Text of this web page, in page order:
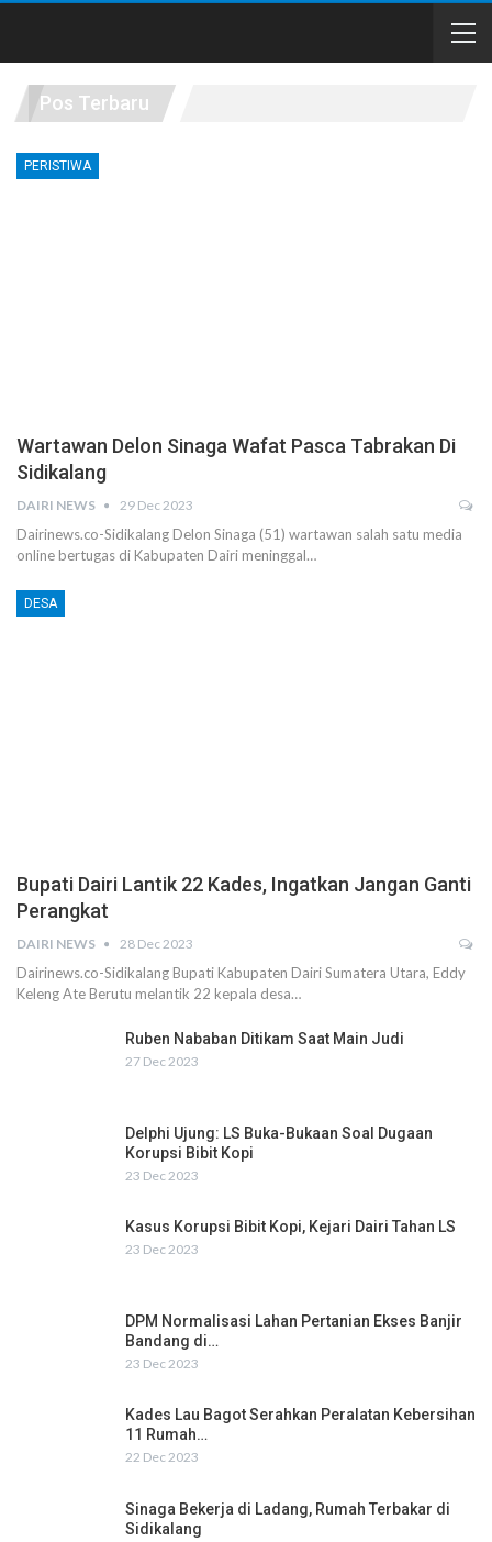
Pos Terbaru
PERISTIWA
Wartawan Delon Sinaga Wafat Pasca Tabrakan Di
Sidikalang
DAIRI NEWS 29 Dec 2023
Dairinews.co-Sidikalang Delon Sinaga (51) wartawan salah satu media
online bertugas di Kabupaten Dairi meninggal…
DESA
Bupati Dairi Lantik 22 Kades, Ingatkan Jangan Ganti
Perangkat
DAIRI NEWS 28 Dec 2023
Dairinews.co-Sidikalang Bupati Kabupaten Dairi Sumatera Utara, Eddy
Keleng Ate Berutu melantik 22 kepala desa…
Ruben Nababan Ditikam Saat Main Judi
27 Dec 2023
Delphi Ujung: LS Buka-Bukaan Soal Dugaan
Korupsi Bibit Kopi
23 Dec 2023
Kasus Korupsi Bibit Kopi, Kejari Dairi Tahan LS
23 Dec 2023
DPM Normalisasi Lahan Pertanian Ekses Banjir
Bandang di…
23 Dec 2023
Kades Lau Bagot Serahkan Peralatan Kebersihan
11 Rumah…
22 Dec 2023
Sinaga Bekerja di Ladang, Rumah Terbakar di
Sidikalang